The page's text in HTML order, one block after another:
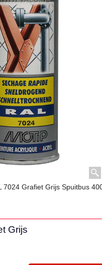
7024 Grafiet Grijs Spuitbus
Grijs